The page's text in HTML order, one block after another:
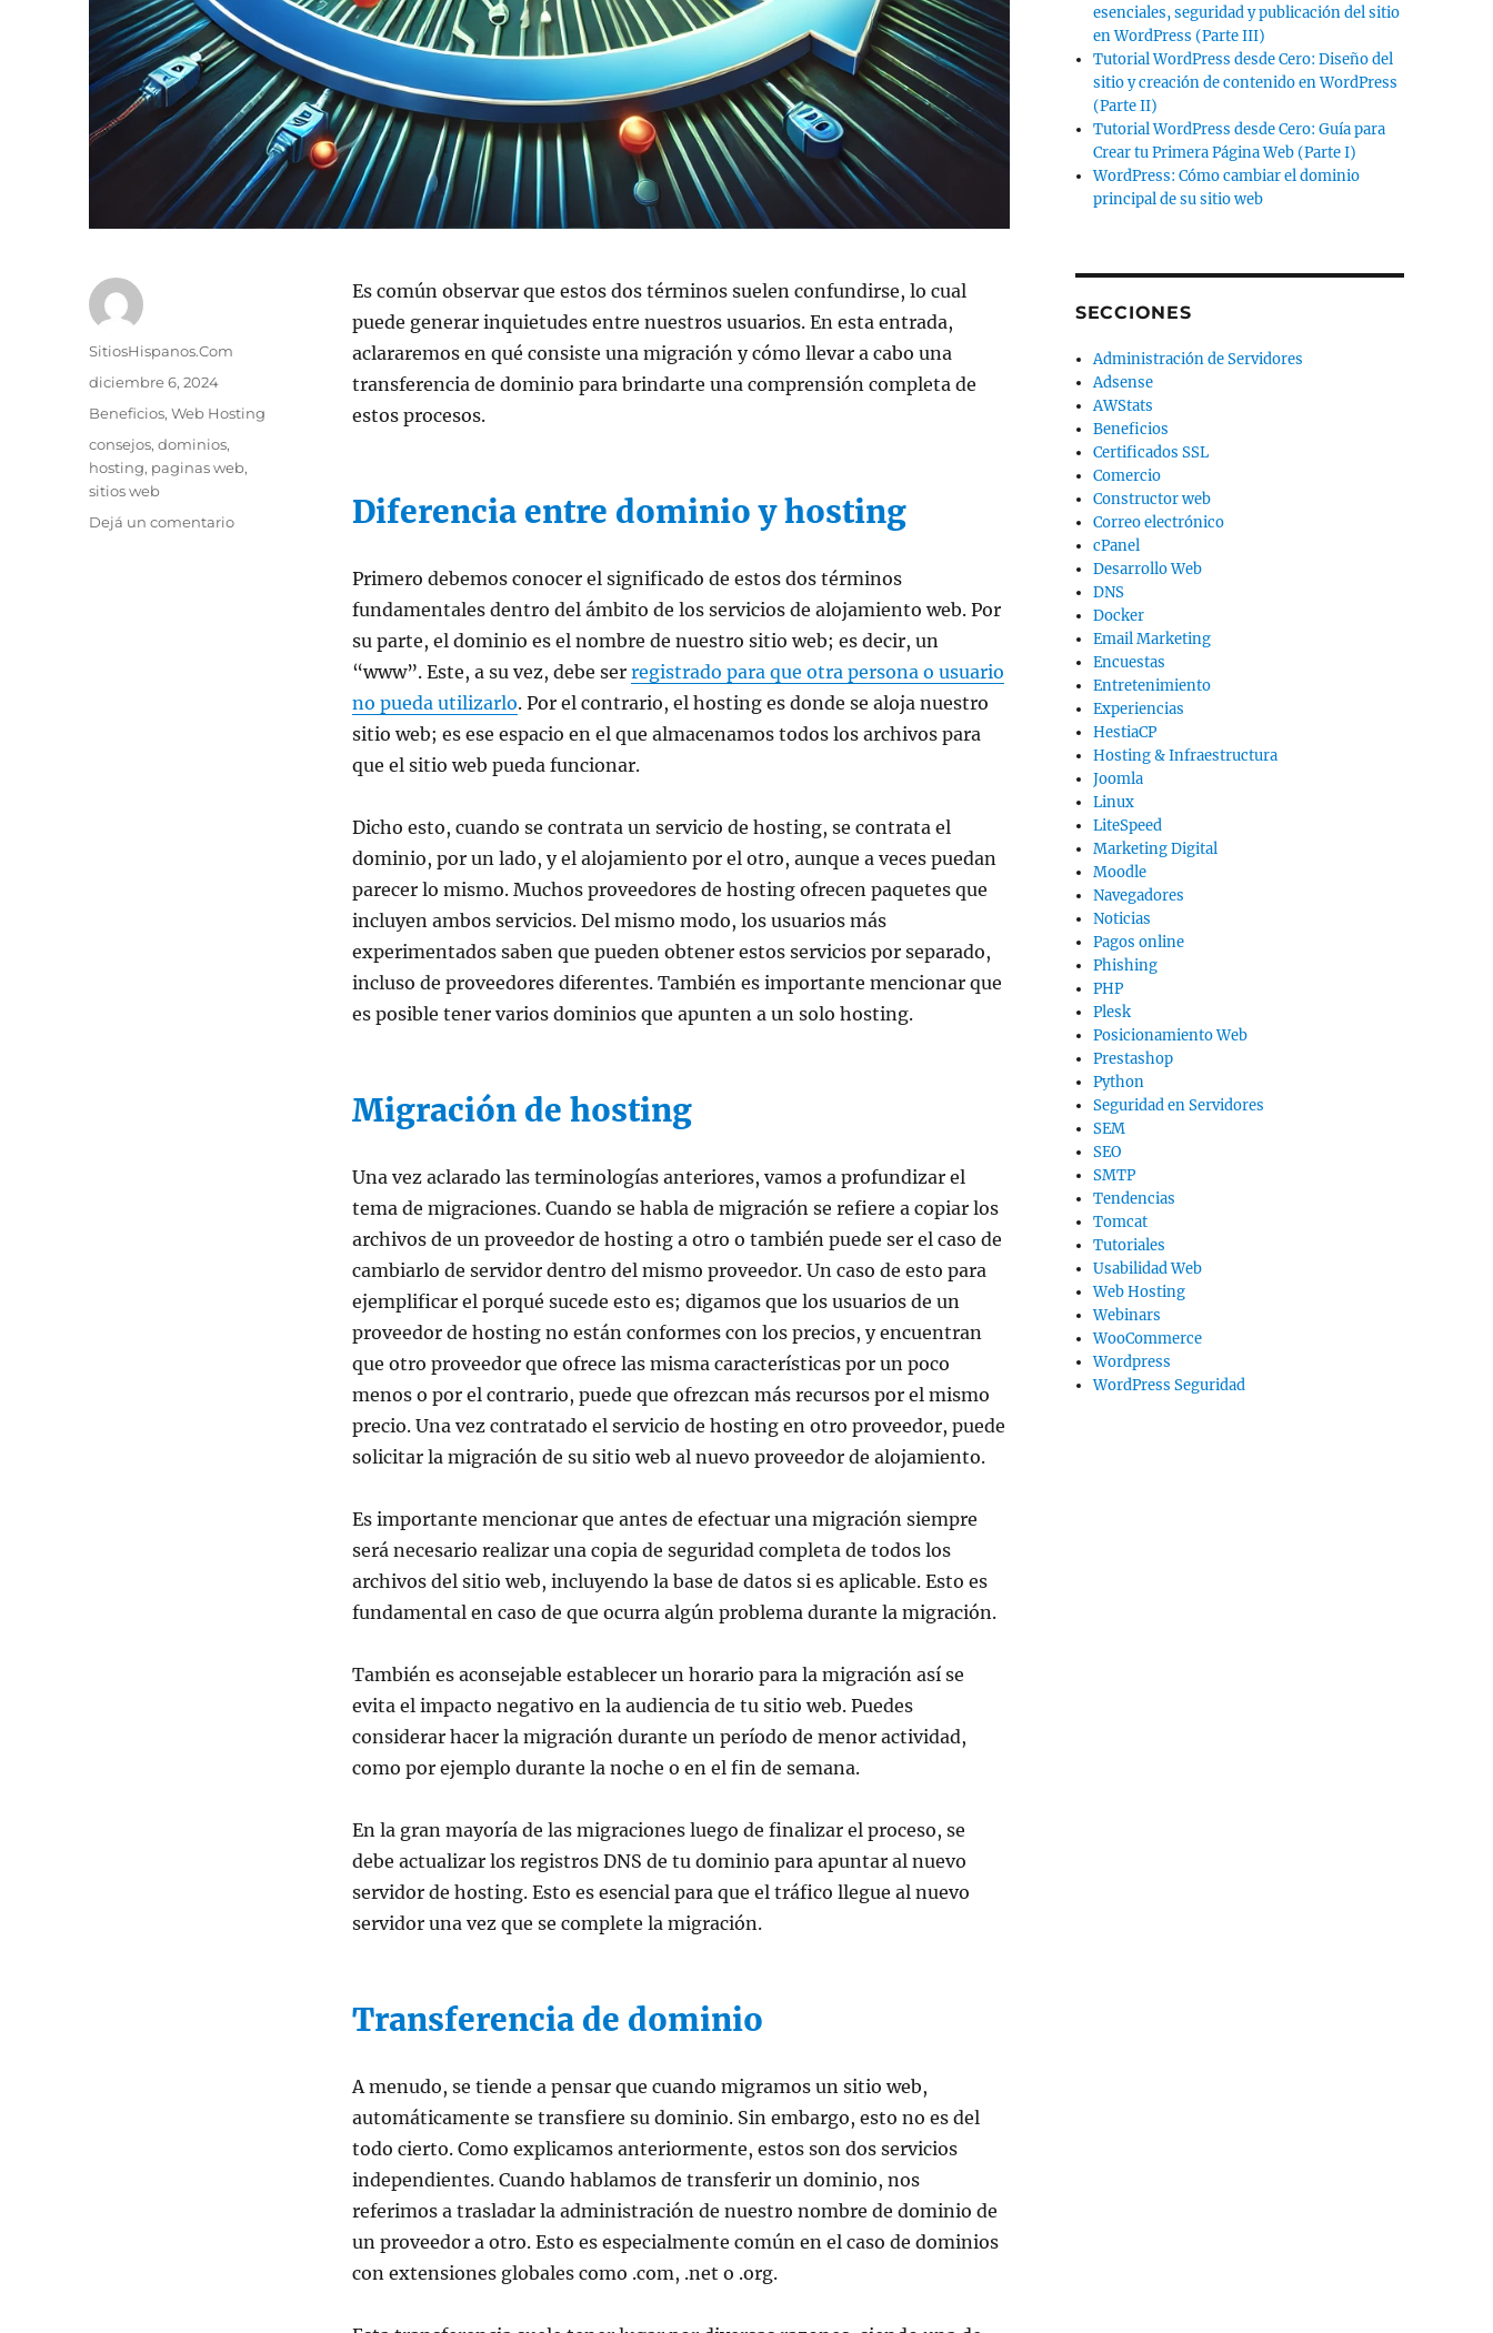
Es común observar que estos dos términos suelen confundirse, lo cual
puede generar inquietudes entre nuestros usuarios. En esta entrada,
aclararemos en qué consiste una migración y cómo llevar a cabo una
transferencia de dominio para brindarte una comprensión completa de
estos procesos.
Diferencia entre dominio y hosting
Primero debemos conocer el significado de estos dos términos
fundamentales dentro del ámbito de los servicios de alojamiento web. Por
su parte, el dominio es el nombre de nuestro sitio web; es decir, un
“www”. Este, a su vez, debe ser registrado para que otra persona o usuario
no pueda utilizarlo. Por el contrario, el hosting es donde se aloja nuestro
sitio web; es ese espacio en el que almacenamos todos los archivos para
que el sitio web pueda funcionar.
Dicho esto, cuando se contrata un servicio de hosting, se contrata el
dominio, por un lado, y el alojamiento por el otro, aunque a veces puedan
parecer lo mismo. Muchos proveedores de hosting ofrecen paquetes que
incluyen ambos servicios. Del mismo modo, los usuarios más
experimentados saben que pueden obtener estos servicios por separado,
incluso de proveedores diferentes. También es importante mencionar que
es posible tener varios dominios que apunten a un solo hosting.
Migración de hosting
Una vez aclarado las terminologías anteriores, vamos a profundizar el
tema de migraciones. Cuando se habla de migración se refiere a copiar los
archivos de un proveedor de hosting a otro o también puede ser el caso de
cambiarlo de servidor dentro del mismo proveedor. Un caso de esto para
ejemplificar el porqué sucede esto es; digamos que los usuarios de un
proveedor de hosting no están conformes con los precios, y encuentran
que otro proveedor que ofrece las misma características por un poco
menos o por el contrario, puede que ofrezcan más recursos por el mismo
precio. Una vez contratado el servicio de hosting en otro proveedor, puede
solicitar la migración de su sitio web al nuevo proveedor de alojamiento.
Es importante mencionar que antes de efectuar una migración siempre
será necesario realizar una copia de seguridad completa de todos los
archivos del sitio web, incluyendo la base de datos si es aplicable. Esto es
fundamental en caso de que ocurra algún problema durante la migración.
También es aconsejable establecer un horario para la migración así se
evita el impacto negativo en la audiencia de tu sitio web. Puedes
considerar hacer la migración durante un período de menor actividad,
como por ejemplo durante la noche o en el fin de semana.
En la gran mayoría de las migraciones luego de finalizar el proceso, se
debe actualizar los registros DNS de tu dominio para apuntar al nuevo
servidor de hosting. Esto es esencial para que el tráfico llegue al nuevo
servidor una vez que se complete la migración.
Transferencia de dominio
A menudo, se tiende a pensar que cuando migramos un sitio web,
automáticamente se transfiere su dominio. Sin embargo, esto no es del
todo cierto. Como explicamos anteriormente, estos son dos servicios
independientes. Cuando hablamos de transferir un dominio, nos
referimos a trasladar la administración de nuestro nombre de dominio de
un proveedor a otro. Esto es especialmente común en el caso de dominios
con extensiones globales como .com, .net o .org.
Autor
SitiosHispanos.Com
Publicado
diciembre 6, 2024
Categorías
Beneficios,Web Hosting
Etiquetas
consejos,dominios,
hosting, paginas web,
sitios web
Dejá un comentarioen
esenciales, seguridad y publicación del sitio
en WordPress (Parte III)
Tutorial WordPress desde Cero: Diseño del
sitio y creación de contenido en WordPress
(Parte II)
Tutorial WordPress desde Cero: Guía para
Crear tu Primera Página Web (Parte I)
WordPress: Cómo cambiar el dominio
principal de su sitio web
SECCIONES
Administración de Servidores
Adsense
AWStats
Beneficios
Certificados SSL
Comercio
Constructor web
Correo electrónico
cPanel
Desarrollo Web
DNS
Docker
Email Marketing
Encuestas
Entretenimiento
Experiencias
HestiaCP
Hosting & Infraestructura
Joomla
Linux
LiteSpeed
Marketing Digital
Moodle
Navegadores
Noticias
Pagos online
Phishing
PHP
Plesk
Posicionamiento Web
Prestashop
Python
Seguridad en Servidores
SEM
SEO
SMTP
Tendencias
Tomcat
Tutoriales
Usabilidad Web
Web Hosting
Webinars
WooCommerce
Wordpress
WordPress Seguridad